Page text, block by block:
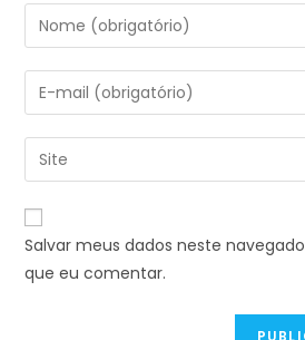
Salvar meus dados neste
que eu comentar.